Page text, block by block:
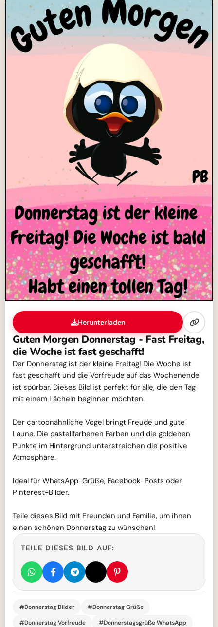
Herunterladen
Guten Morgen Donnerstag - Fast Freitag,
die Woche ist fast geschafft!
Der Donnerstag ist der kleine Freitag! Die Woche ist
fast geschafft und die Vorfreude auf das Wochenende
ist spürbar. Dieses Bild ist perfekt für alle, die den Tag
mit einem Lächeln beginnen möchten.
Der cartoonähnliche Vogel bringt Freude und gute
Laune. Die pastellfarbenen Farben und die goldenen
Punkte im Hintergrund unterstreichen die positive
Atmosphäre.
Ideal für WhatsApp-Grüße, Facebook-Posts oder
Pinterest-Bilder.
Teile dieses Bild mit Freunden und Familie, um ihnen
einen schönen Donnerstag zu wünschen!
TEILE DIESES BILD AUF:
#Donnerstag Bilder
#Donnerstag Grüße
#Donnerstag Vorfreude
#Donnerstagsgrüße WhatsApp